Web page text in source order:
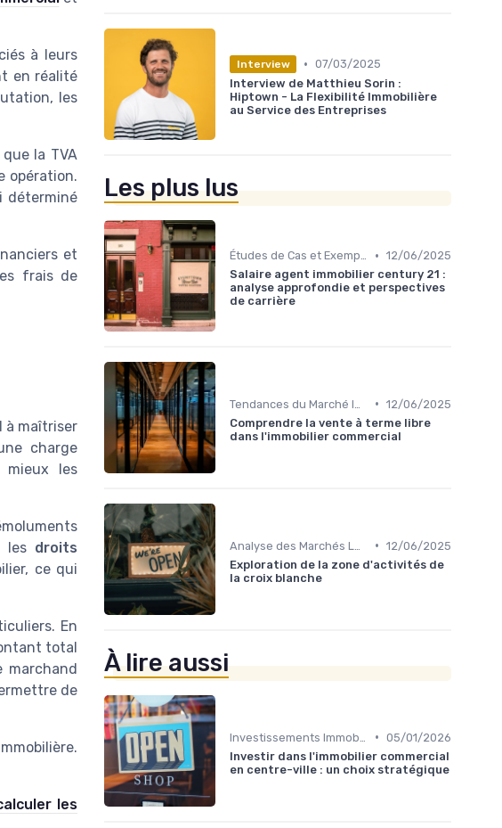
à leurs
en réalité
les
la TVA
opération.
déterminé
et
frais de
à maîtriser
charge
mieux les
les droits
ce qui
En
total
de
les
Interview • 07/03/2025
Interview de Matthieu Sorin :
Hiptown - La Flexibilité Immobilière
au Service des Entreprises
Les plus lus
Études de Cas et Exemples de Réussite • 12/06/2025
Salaire agent immobilier century 21 :
analyse approfondie et perspectives
de carrière
• 12/06/2025
Comprendre la vente à terme libre
dans l'immobilier commercial
• 12/06/2025
Exploration de la zone d'activités de
la croix blanche
À lire aussi
• 05/01/2026
Investir dans l'immobilier commercial
en centre-ville : un choix stratégique